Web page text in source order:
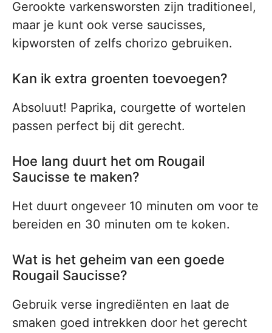
Gerookte varkensworsten zijn traditioneel,
maar je kunt ook verse saucisses,
kipworsten of zelfs chorizo gebruiken.
Kan ik extra groenten toevoegen?
Absoluut! Paprika, courgette of wortelen
passen perfect bij dit gerecht.
Hoe lang duurt het om Rougail
Saucisse te maken?
Het duurt ongeveer 10 minuten om voor te
bereiden en 30 minuten om te koken.
Wat is het geheim van een goede
Rougail Saucisse?
Gebruik verse ingrediënten en laat de
smaken goed intrekken door het gerecht